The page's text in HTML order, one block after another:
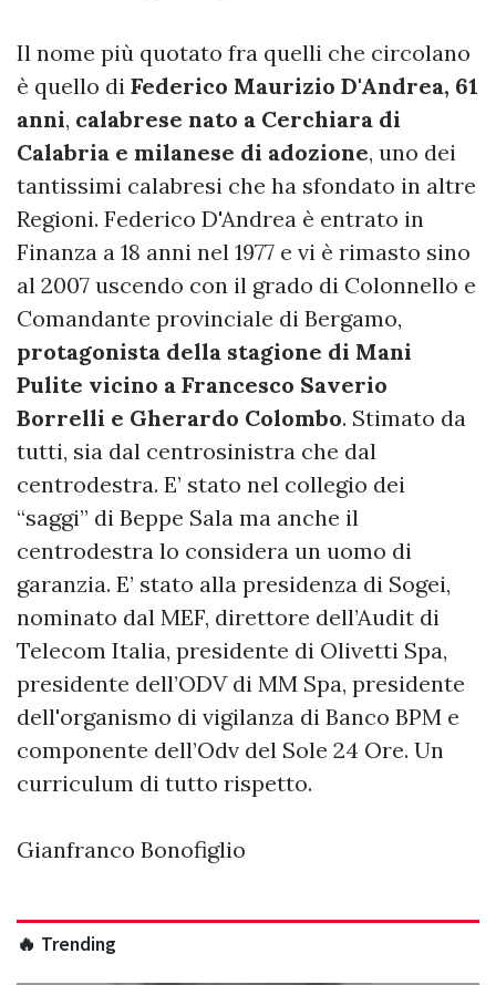
Il nome più quotato fra quelli che circolano
è quello di Federico Maurizio D'Andrea, 61
anni, calabrese nato a Cerchiara di
Calabria e milanese di adozione, uno dei
tantissimi calabresi che ha sfondato in altre
Regioni. Federico D'Andrea è entrato in
Finanza a 18 anni nel 1977 e vi è rimasto sino
al 2007 uscendo con il grado di Colonnello e
Comandante provinciale di Bergamo,
protagonista della stagione di Mani
Pulite vicino a Francesco Saverio
Borrelli e Gherardo Colombo. Stimato da
tutti, sia dal centrosinistra che dal
centrodestra. E’ stato nel collegio dei
“saggi” di Beppe Sala ma anche il
centrodestra lo considera un uomo di
garanzia. E’ stato alla presidenza di Sogei,
nominato dal MEF, direttore dell’Audit di
Telecom Italia, presidente di Olivetti Spa,
presidente dell’ODV di MM Spa, presidente
dell'organismo di vigilanza di Banco BPM e
componente dell’Odv del Sole 24 Ore. Un
curriculum di tutto rispetto.
Gianfranco Bonofiglio
🔥 Trending